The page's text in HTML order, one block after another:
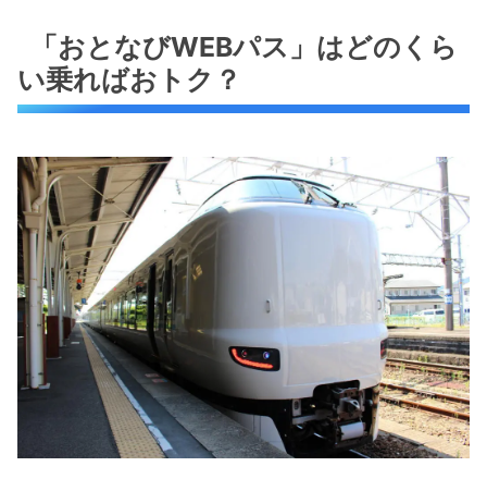
「おとなびWEBパス」はどのくら
い乗ればおトク？